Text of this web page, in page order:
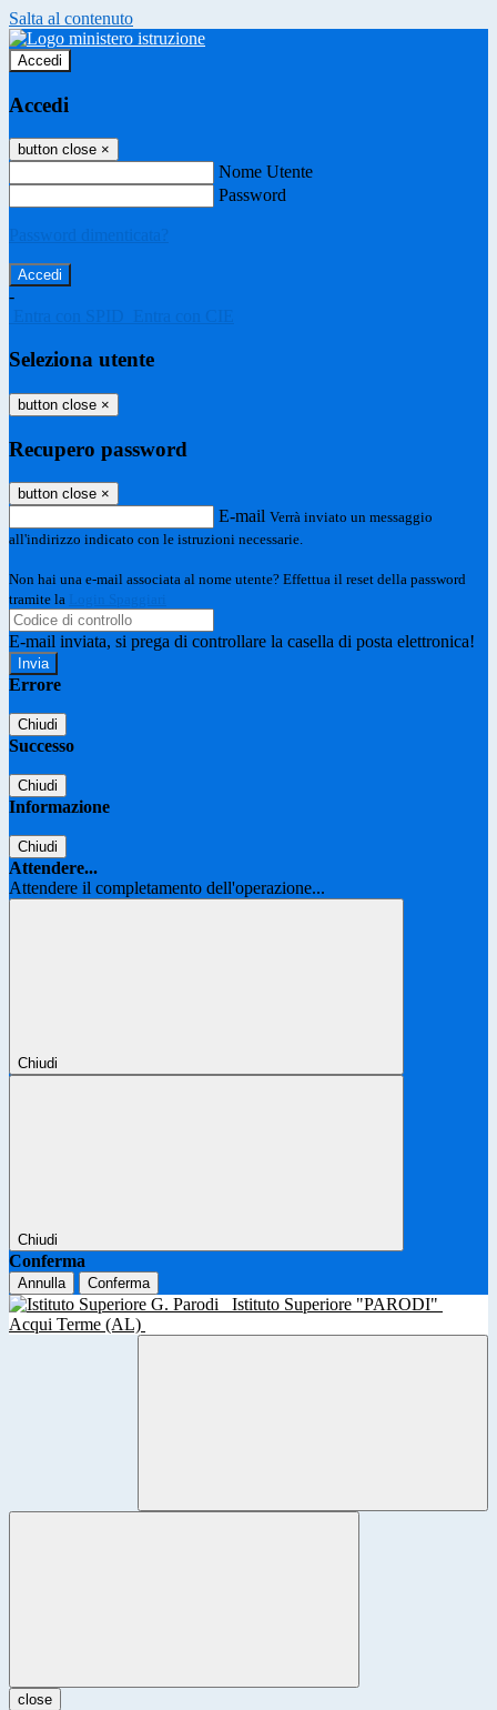
Salta al contenuto
Accedi
Accedi
button close ×
Nome Utente
Password
Password dimenticata?
-
Entra con SPID
Entra con CIE
Seleziona utente
button close ×
Recupero password
button close ×
E-mail Verrà inviato un messaggio
all'indirizzo indicato con le istruzioni necessarie.
Non hai una e-mail associata al nome utente? Effettua il reset della password
tramite la
Login Spaggiari
E-mail inviata, si prega di controllare la casella di posta elettronica!
Errore
Chiudi
Successo
Chiudi
Informazione
Chiudi
Attendere...
Attendere il completamento dell'operazione...
Chiudi
Chiudi
Conferma
Annulla Conferma
Istituto Superiore "PARODI"
Acqui Terme (AL)
close